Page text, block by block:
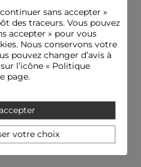
sur1
continuer sans accepter»
des traceurs. Vous pouvez
accepter » pour vous
Nous conservons votre
pouvez changer d’avis à
l’icône « Politique
page.
votre choix